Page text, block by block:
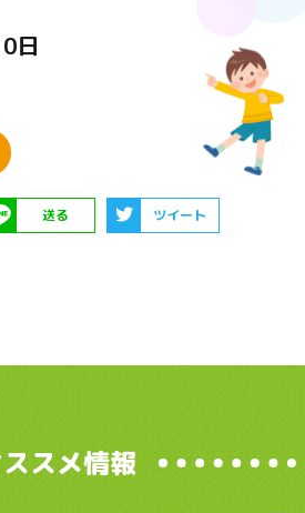
日
送る ツイート
スメ情報